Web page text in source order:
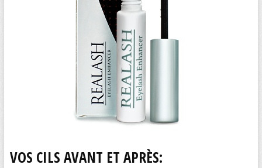
VOS CILS AVANT ET APRÈS: